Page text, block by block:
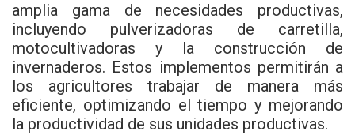
amplia gama de necesidades productivas,
incluyendo pulverizadoras de carretilla,
motocultivadoras y la construcción de
invernaderos. Estos implementos permitirán a
los agricultores trabajar de manera más
eficiente, optimizando el tiempo y mejorando
la productividad de sus unidades productivas.